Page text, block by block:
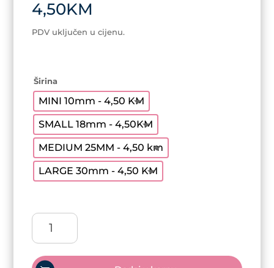
4,50KM
PDV uključen u cijenu.
Širina
MINI 10mm - 4,50 KM
SMALL 18mm - 4,50KM
MEDIUM 25MM - 4,50 km
LARGE 30mm - 4,50 KM
Mira
Styling
Bottle
Brush